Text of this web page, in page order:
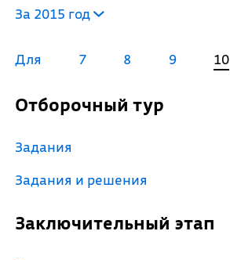
За 2015 год
Для 7 8 9 10
Отборочный тур
Задания
Задания и решения
Заключительный этап